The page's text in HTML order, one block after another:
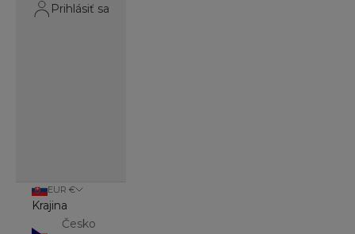
Prihlásiť sa
EUR €
Krajina
Česko